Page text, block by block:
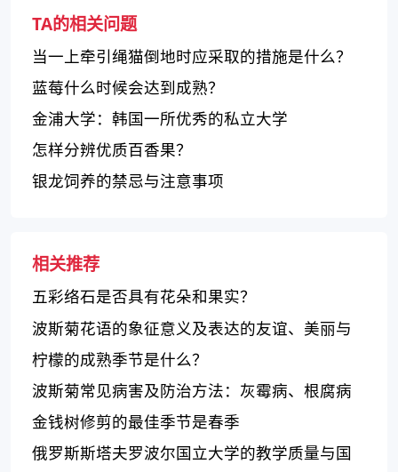
TA的相关问题
当一上牵引绳猫倒地时应采取的措施是什么？
蓝莓什么时候会达到成熟？
金浦大学：韩国一所优秀的私立大学
怎样分辨优质百香果？
银龙饲养的禁忌与注意事项
相关推荐
五彩络石是否具有花朵和果实？
波斯菊花语的象征意义及表达的友谊、美丽与
自信
柠檬的成熟季节是什么？
波斯菊常见病害及防治方法：灰霉病、根腐病
和叶斑病
金钱树修剪的最佳季节是春季
俄罗斯斯塔夫罗波尔国立大学的教学质量与国